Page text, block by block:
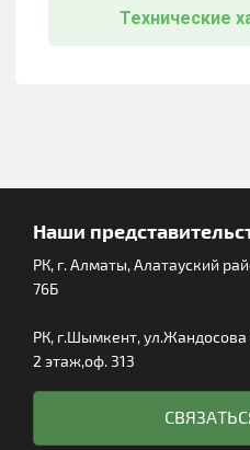
Технические
Наши
РК, г. Алматы, Алатауский
76Б
РК, г.Шымкент, ул.Жандосова
2 этаж,оф. 313